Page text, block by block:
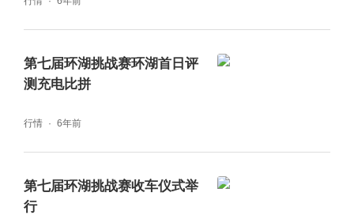
混动突破1300公里，解决了消费者关切的‘里
切的‘新型出行和生活方式的承载’。CEVR的举
第七届环湖挑战赛环湖首日评
测充电比拼
行情 6年前
第七届环湖挑战赛收车仪式举
行